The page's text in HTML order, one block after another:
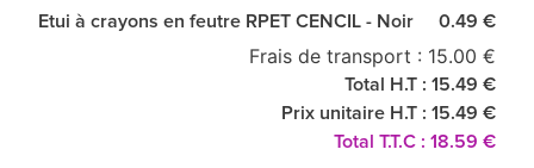
Etui à crayons en feutre RPET CENCIL - Noir 0.49 €
Frais de transport : 15.00 €
Total H.T : 15.49 €
Prix unitaire H.T : 15.49 €
Total T.T.C : 18.59 €